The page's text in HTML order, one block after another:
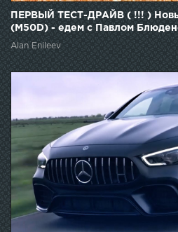
ПЕРВЫЙ ТЕСТ-ДРАЙВ ( !!! )
(M50D) - едем с Павлом
Alan Enileev